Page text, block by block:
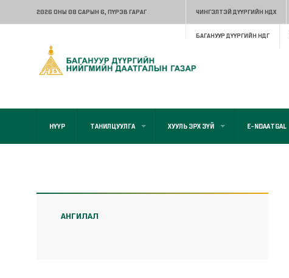
2026 ОНЫ 08 САРЫН 6, ПҮРЭВ ГАРАГ ЧИНГЭЛТЭЙ ДҮҮРГИЙН НДХ
БАГАНУУР ДҮҮРГИЙН НДГ
НҮҮР ТАНИЛЦУУЛГА ХУУЛЬ ЭРХ ЗҮЙ E-NDAATGAL
АНГИЛАЛ